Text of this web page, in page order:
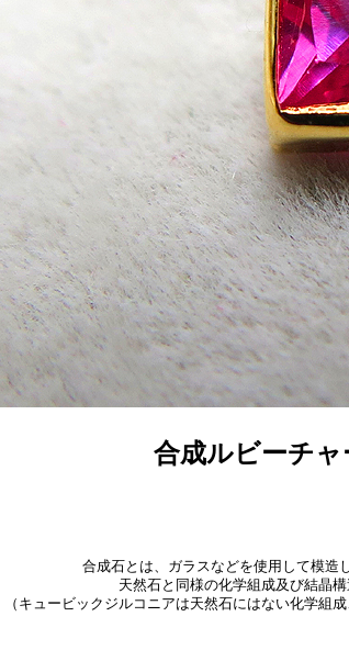
合成ルビーチ
合成石とは、ガラスなどを使用して模造
天然石と同様の化学組成及び結晶
（キュービックジルコニアは天然石にはない化学組